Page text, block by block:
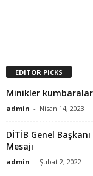
EDITOR PICKS
Minikler
admin - Nisan 14, 2023
DİTİB Genel
Mesajı
admin - Şubat 2, 2022